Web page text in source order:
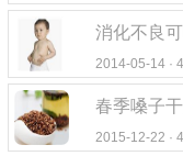
消化不良
2014-05-14 ·
春季嗓子
2015-12-22 ·